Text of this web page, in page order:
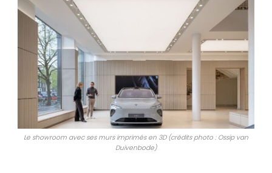
Le showroom avec ses murs imprimés en 3D (crédits photo : Ossip van
Duivenbode)